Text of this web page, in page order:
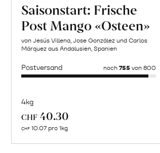
Saisonstart: Frische
Post Mango «Osteen»
von Jesús Villena, Jose González und Carlos
Márquez aus Andalusien, Spanien
Postversand noch 755von 800
4kg
CHF 40.30
CHF 10.07 pro 1kg
Naturbelassene